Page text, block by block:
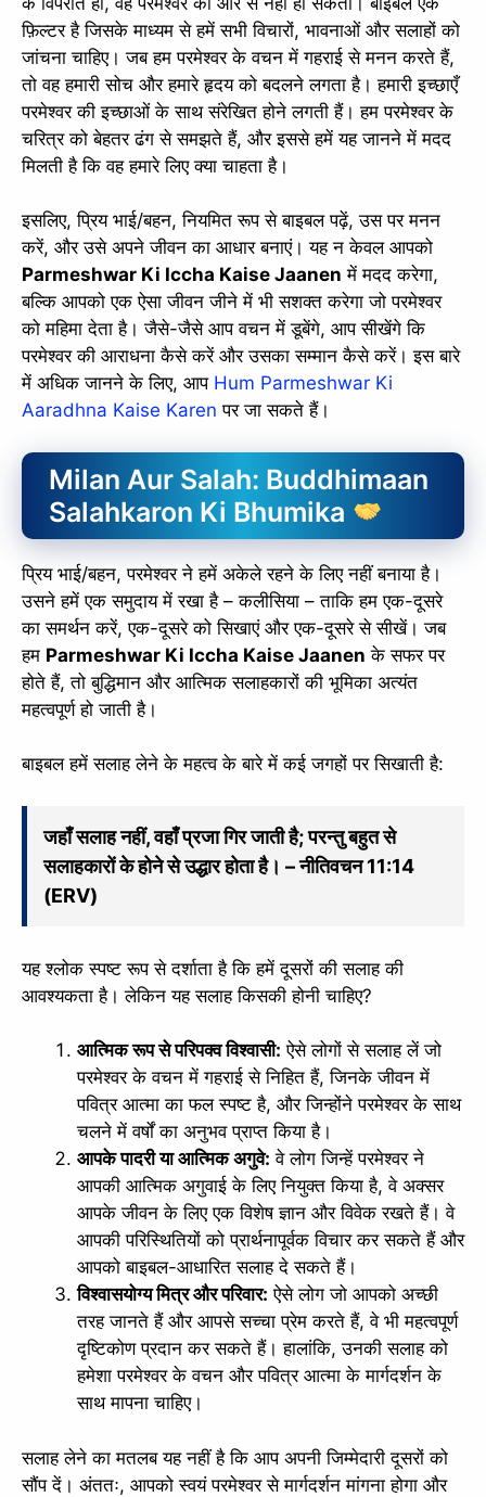
फ़िल्टर है जिसके माध्यम से हमें सभी विचारों, भावनाओं और सलाहों को
जांचना चाहिए। जब हम परमेश्वर के वचन में गहराई से मनन करते हैं,
तो वह हमारी सोच और हमारे हृदय को बदलने लगता है। हमारी इच्छाएँ
परमेश्वर की इच्छाओं के साथ संरेखित होने लगती हैं। हम परमेश्वर के
चरित्र को बेहतर ढंग से समझते हैं, और इससे हमें यह जानने में मदद
मिलती है कि वह हमारे लिए क्या चाहता है।
इसलिए, प्रिय भाई/बहन, नियमित रूप से बाइबल पढ़ें, उस पर मनन
करें, और उसे अपने जीवन का आधार बनाएं। यह न केवल आपको
Parmeshwar Ki Iccha Kaise Jaanen में मदद करेगा,
बल्कि आपको एक ऐसा जीवन जीने में भी सशक्त करेगा जो परमेश्वर
को महिमा देता है। जैसे-जैसे आप वचन में डूबेंगे, आप सीखेंगे कि
परमेश्वर की आराधना कैसे करें और उसका सम्मान कैसे करें। इस बारे
में अधिक जानने के लिए, आप Hum Parmeshwar Ki
Aaradhna Kaise Karen पर जा सकते हैं।
Milan Aur Salah: Buddhimaan
Salahkaron Ki Bhumika
प्रिय भाई/बहन, परमेश्वर ने हमें अकेले रहने के लिए नहीं बनाया है।
उसने हमें एक समुदाय में रखा है – कलीसिया – ताकि हम एक-दूसरे
का समर्थन करें, एक-दूसरे को सिखाएं और एक-दूसरे से सीखें। जब
हम Parmeshwar Ki Iccha Kaise Jaanen के सफर पर
होते हैं, तो बुद्धिमान और आत्मिक सलाहकारों की भूमिका अत्यंत
महत्वपूर्ण हो जाती है।
बाइबल हमें सलाह लेने के महत्व के बारे में कई जगहों पर सिखाती है:
जहाँ सलाह नहीं, वहाँ प्रजा गिर जाती है; परन्तु बहुत से
सलाहकारों के होने से उद्धार होता है। – नीतिवचन 11:14
(ERV)
यह श्लोक स्पष्ट रूप से दर्शाता है कि हमें दूसरों की सलाह की
आवश्यकता है। लेकिन यह सलाह किसकी होनी चाहिए?
आत्मिक रूप से परिपक्व विश्वासी: ऐसे लोगों से सलाह लें जो
परमेश्वर के वचन में गहराई से निहित हैं, जिनके जीवन में
पवित्र आत्मा का फल स्पष्ट है, और जिन्होंने परमेश्वर के साथ
चलने में वर्षों का अनुभव प्राप्त किया है।
आपके पादरी या आत्मिक अगुवे: वे लोग जिन्हें परमेश्वर ने
आपकी आत्मिक अगुवाई के लिए नियुक्त किया है, वे अक्सर
आपके जीवन के लिए एक विशेष ज्ञान और विवेक रखते हैं। वे
आपकी परिस्थितियों को प्रार्थनापूर्वक विचार कर सकते हैं और
आपको बाइबल-आधारित सलाह दे सकते हैं।
विश्वासयोग्य मित्र और परिवार: ऐसे लोग जो आपको अच्छी
तरह जानते हैं और आपसे सच्चा प्रेम करते हैं, वे भी महत्वपूर्ण
दृष्टिकोण प्रदान कर सकते हैं। हालांकि, उनकी सलाह को
हमेशा परमेश्वर के वचन और पवित्र आत्मा के मार्गदर्शन के
साथ मापना चाहिए।
सलाह लेने का मतलब यह नहीं है कि आप अपनी जिम्मेदारी दूसरों को
सौंप दें। अंततः, आपको स्वयं परमेश्वर से मार्गदर्शन मांगना होगा और
slice - A new bank, for new India
आज ही Slice App डाउनलोड करें और Slice क्रेडिट कार्ड के ज़रिए अपना पहला
UPI पेमेंट करें। पेमेंट करते ही आपको तुरंत ₹500 का कैशबैक मिलेगा!
(रेफरल कोड डालना न भूलें: &AALOK98817)
Install Now